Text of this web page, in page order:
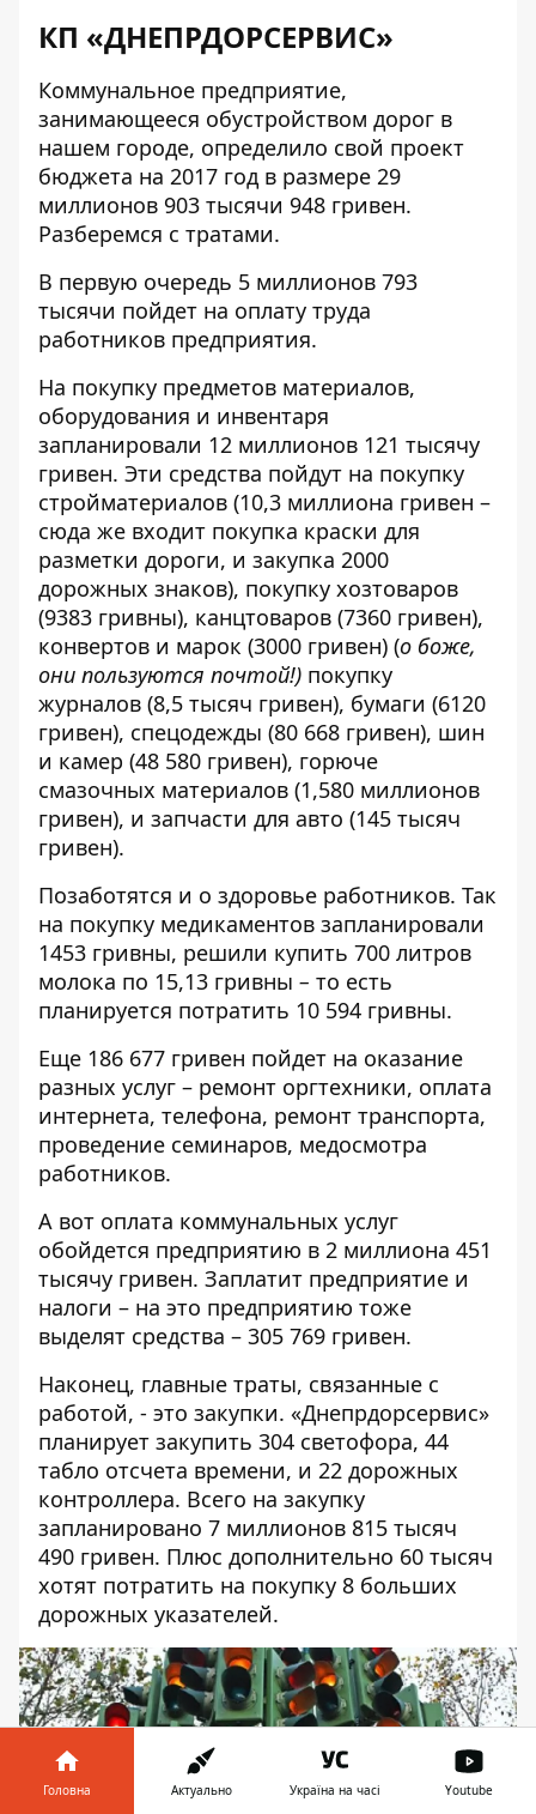
КП «ДНЕПРДОРСЕРВИС»
Коммунальное предприятие,
занимающееся обустройством дорог в
нашем городе, определило свой проект
бюджета на 2017 год в размере 29
миллионов 903 тысячи 948 гривен.
Разберемся с тратами.
В первую очередь 5 миллионов 793
тысячи пойдет на оплату труда
работников предприятия.
На покупку предметов материалов,
оборудования и инвентаря
запланировали 12 миллионов 121 тысячу
гривен. Эти средства пойдут на покупку
стройматериалов (10,3 миллиона гривен –
сюда же входит покупка краски для
разметки дороги, и закупка 2000
дорожных знаков), покупку хозтоваров
(9383 гривны), канцтоваров (7360 гривен),
конвертов и марок (3000 гривен) (о боже,
они пользуются почтой!) покупку
журналов (8,5 тысяч гривен), бумаги (6120
гривен), спецодежды (80 668 гривен), шин
и камер (48 580 гривен), горюче
смазочных материалов (1,580 миллионов
гривен), и запчасти для авто (145 тысяч
гривен).
Позаботятся и о здоровье работников. Так
на покупку медикаментов запланировали
1453 гривны, решили купить 700 литров
молока по 15,13 гривны – то есть
планируется потратить 10 594 гривны.
Еще 186 677 гривен пойдет на оказание
разных услуг – ремонт оргтехники, оплата
интернета, телефона, ремонт транспорта,
проведение семинаров, медосмотра
работников.
А вот оплата коммунальных услуг
обойдется предприятию в 2 миллиона 451
тысячу гривен. Заплатит предприятие и
налоги – на это предприятию тоже
выделят средства – 305 769 гривен.
Наконец, главные траты, связанные с
работой, - это закупки. «Днепрдорсервис»
планирует закупить 304 светофора, 44
табло отсчета времени, и 22 дорожных
контроллера. Всего на закупку
запланировано 7 миллионов 815 тысяч
490 гривен. Плюс дополнительно 60 тысяч
хотят потратить на покупку 8 больших
дорожных указателей.
Головна Актуально Україна на часі Youtube